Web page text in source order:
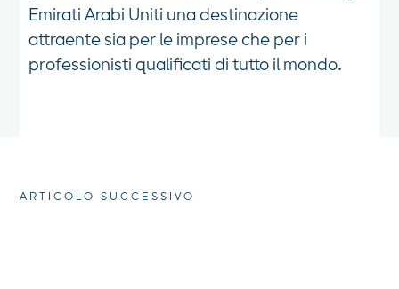
Emirati Arabi Uniti una destinazione
attraente sia per le imprese che per i
professionisti qualificati di tutto il mondo.
ARTICOLO SUCCESSIVO